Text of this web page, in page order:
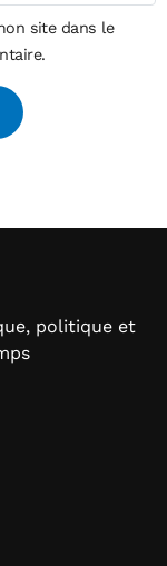
site dans le
politique et